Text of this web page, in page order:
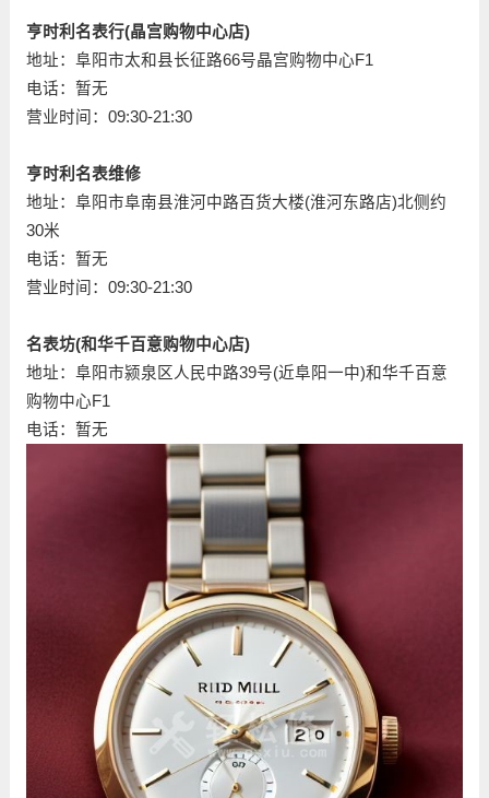
亨时利名表行(晶宫购物中心店)
地址：阜阳市太和县长征路66号晶宫购物中心F1
电话：暂无
营业时间：09:30-21:30
亨时利名表维修
地址：阜阳市阜南县淮河中路百货大楼(淮河东路店)北侧约
30米
电话：暂无
营业时间：09:30-21:30
名表坊(和华千百意购物中心店)
地址：阜阳市颍泉区人民中路39号(近阜阳一中)和华千百意
购物中心F1
电话：暂无